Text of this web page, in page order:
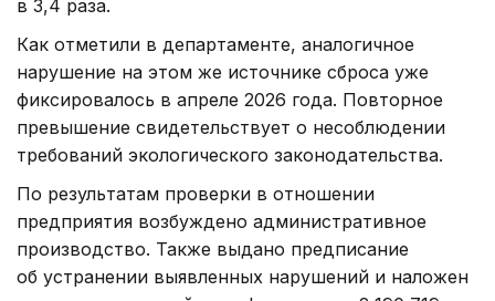
в 3,4 раза.
Как отметили в департаменте, аналогичное
нарушение на этом же источнике сброса уже
фиксировалось в апреле 2026 года. Повторное
превышение свидетельствует о несоблюдении
требований экологического законодательства.
По результатам проверки в отношении
предприятия возбуждено административное
производство. Также выдано предписание
об устранении выявленных нарушений и наложен